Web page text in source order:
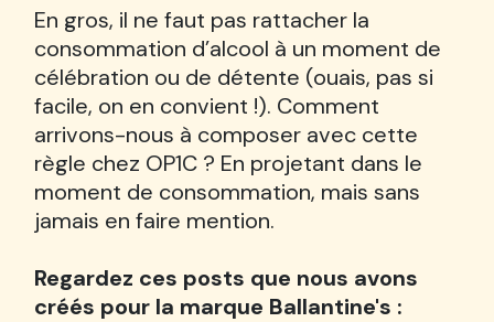
En gros, il ne faut pas rattacher la
consommation d’alcool à un moment de
célébration ou de détente (ouais, pas si
facile, on en convient !). Comment
arrivons-nous à composer avec cette
règle chez OP1C ? En projetant dans le
moment de consommation, mais sans
jamais en faire mention.
Regardez ces posts que nous avons
créés pour la marque Ballantine's :